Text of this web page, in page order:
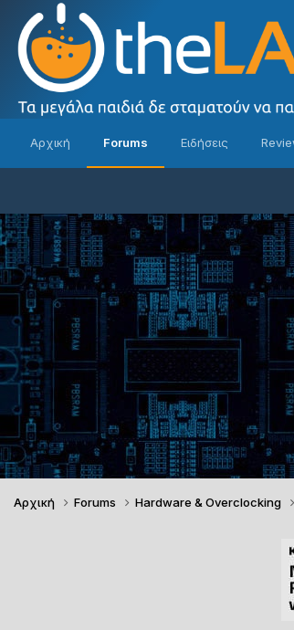
Αρχική Forums Ειδήσεις
Αρχική Forums Hardware & Overclocking